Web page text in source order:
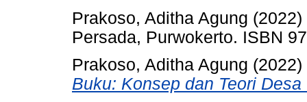
Prakoso, Aditha Agung (2022)
Persada, Purwokerto. ISBN
Prakoso, Aditha Agung (2022)
Buku: Konsep dan Teori Desa